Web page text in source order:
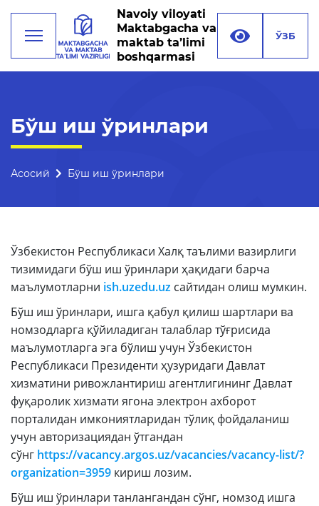
Бошқарма тузилмаси
Реквизитлар
Боғланиш
Халқаро алоқалар
Очиқ мажлислар ўтказиш
режалари
Таҳлилий маълумотлар
Таълимга доир терминлар
Kelajak markazi
Navoiy viloyati
Maktabgacha va
maktab ta’limi
boshqarmasi
ЎЗБ
Бўш иш ўринлари
Асосий Бўш иш ўринлари
Ўзбекистон Республикаси Халқ таълими вазирлиги
тизимидаги бўш иш ўринлари ҳақидаги барча
маълумотларни ish.uzedu.uz сайтидан олиш мумкин.
Бўш иш ўринлари, ишга қабул қилиш шартлари ва
номзодларга қўйиладиган талаблар тўғрисида
маълумотларга эга бўлиш учун Ўзбекистон
Республикаси Президенти ҳузуридаги Давлат
хизматини ривожлантириш агентлигининг Давлат
фуқаролик хизмати ягона электрон ахборот
порталидан имкониятларидан тўлиқ фойдаланиш
учун авторизациядан ўтгандан
сўнг https://vacancy.argos.uz/vacancies/vacancy-list/?
organization=3959 кириш лозим.
Бўш иш ўринлари танлангандан сўнг, номзод ишга